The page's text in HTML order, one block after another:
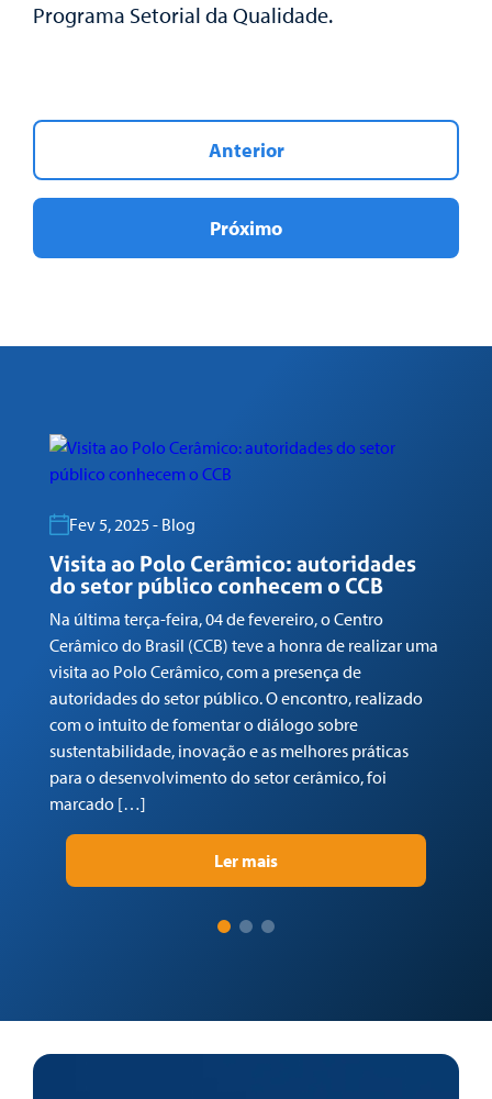
Programa Setorial da Qualidade.
Anterior
Próximo
Fev 5, 2025 - Blog
Visita ao Polo Cerâmico: autoridades
do setor público conhecem o CCB
Na última terça-feira, 04 de fevereiro, o Centro
Cerâmico do Brasil (CCB) teve a honra de realizar uma
visita ao Polo Cerâmico, com a presença de
autoridades do setor público. O encontro, realizado
com o intuito de fomentar o diálogo sobre
sustentabilidade, inovação e as melhores práticas
para o desenvolvimento do setor cerâmico, foi
marcado […]
Ler mais